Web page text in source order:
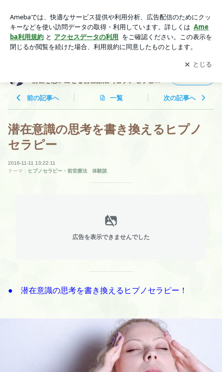
スト 静 慶光 ！ 自分の前世を思い出せる前世療法（ヒプ
ノセラピー）！ 前世療法の専門家！
アプリをダウンロードして ブログの更新通知
を受け取りまし
ょう。
開く
前世を思い出せる前世療法（ヒプノセラピ
前の記事へ 一覧 次の記事へ
潜在意識の思考を書き換えるヒプノ
セラピー
2016-11-11 13:22:11
テーマ： ヒプノセラピー・前世療法 体験談
広告を表示できませんでした
● 潜在意識の思考を書き換えるヒプノセラピー！